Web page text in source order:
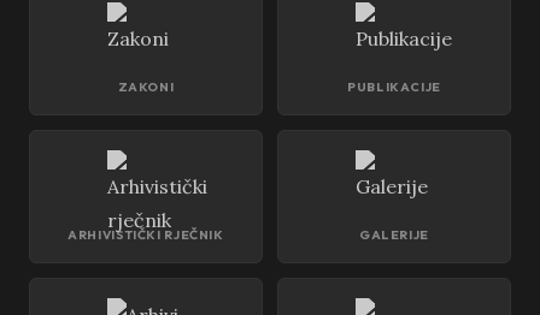
ZAKONI PUBLIKACIJE
ARHIVISTIČKI RJEČNIK GALERIJE